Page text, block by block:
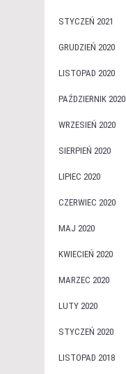
STYCZEŃ 2021
GRUDZIEŃ 2020
LISTOPAD 2020
PAŹDZIERNIK 2020
WRZESIEŃ 2020
SIERPIEŃ 2020
LIPIEC 2020
CZERWIEC 2020
MAJ 2020
KWIECIEŃ 2020
MARZEC 2020
LUTY 2020
STYCZEŃ 2020
LISTOPAD 2018